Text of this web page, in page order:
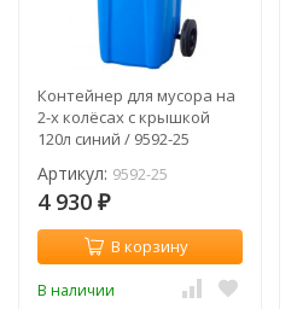
Контейнер для мусора на
2-х колёсах с крышкой
120л синий / 9592-25
Артикул: 9592-25
4 930 ₽
В корзину
В наличии